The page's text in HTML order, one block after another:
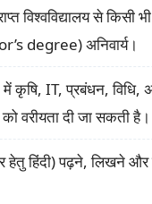
विश्वविद्यालय से किसी
degree) अनिवार्य।
IT, प्रबंधन, विधि,
वरीयता दी जा सकती है।
हेतु हिंदी) पढ़ने, लिखने